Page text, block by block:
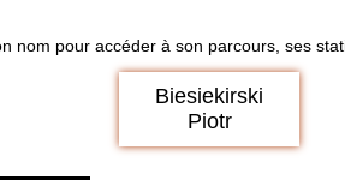
nom pour accéder à son parcours, ses
Biesiekirski
Piotr